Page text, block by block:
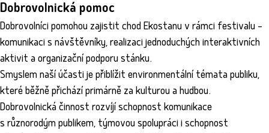
Dobrovolnická pomoc
Dobrovolníci pomohou zajistit chod Ekostanu v rámci festivalu –
komunikaci s návštěvníky, realizaci jednoduchých interaktivních
aktivit a organizační podporu stánku.
Smyslem naší účasti je přiblížit environmentální témata publiku,
které běžně přichází primárně za kulturou a hudbou.
Dobrovolnická činnost rozvíjí schopnost komunikace
s různorodým publikem, týmovou spolupráci i schopnost